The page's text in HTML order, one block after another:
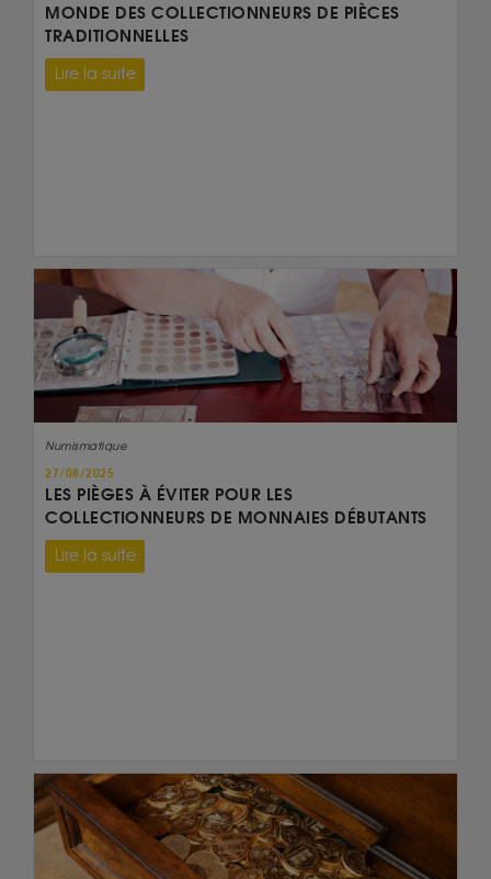
MONDE DES COLLECTIONNEURS DE PIÈCES
TRADITIONNELLES
Lire la suite
Numismatique
27/08/2025
LES PIÈGES À ÉVITER POUR LES
COLLECTIONNEURS DE MONNAIES DÉBUTANTS
Lire la suite